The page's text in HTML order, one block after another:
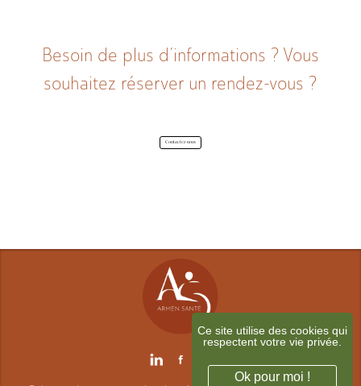
Besoin de plus d’informations ? Vous
souhaitez réserver un rendez-vous ?
Contactez-nous
Ce site utilise des cookies qui
respectent votre vie privée.
Ok pour moi !